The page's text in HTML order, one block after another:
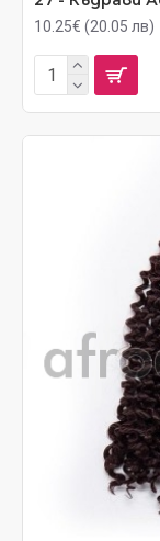
10.25€ (20.05 лв)